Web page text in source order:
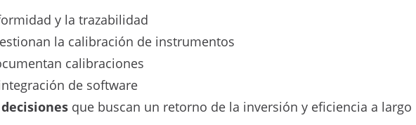
y la trazabilidad
la calibración de instrumentos
calibraciones
de software
que buscan un retorno de la inversión y eficiencia a largo